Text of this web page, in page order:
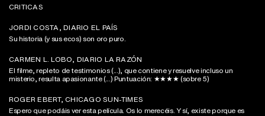
CRITICAS
JORDI COSTA, DIARIO EL PAÍS
Su historia (y sus ecos) son oro puro.
CARMEN L. LOBO, DIARIO LA RAZÓN
El filme, repleto de testimonios (...), que contiene y resuelve incluso un
misterio, resulta apasionante (...) Puntuación: ★★★★ (sobre 5)
ROGER EBERT, CHICAGO SUN-TIMES
Espero que podáis ver esta película. Os lo merecéis. Y sí, existe porque es